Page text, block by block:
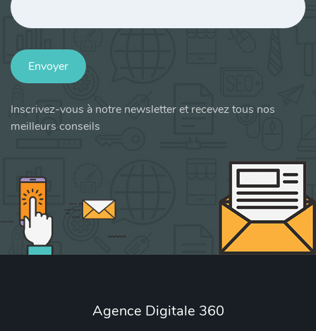
Envoyer
Inscrivez-vous à notre newsletter et recevez tous nos
meilleurs conseils
Agence Digitale 360